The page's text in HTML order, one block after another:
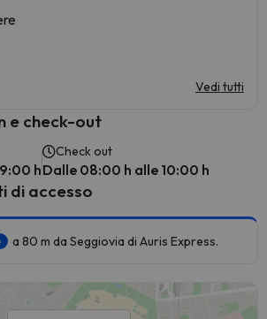
Vedi tutti
e check-out
h
Check out
Dalle 08:00 h alle 10:00 h
di accesso
a 80 m da Seggiovia di Auris Express.